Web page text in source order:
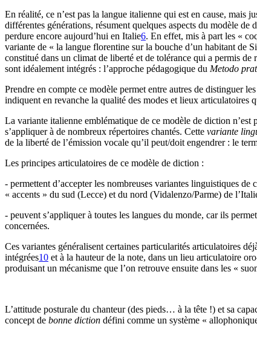
En réalité, ce n’est pas la langue italienne qui est en cause, mais
différentes générations, résument quelques aspects du modèle
perdure encore aujourd’hui en Italie6. En effet, mis à part les «
variante de « la langue florentine sur la bouche d’un habitant de
constitué dans un climat de liberté et de tolérance qui a permis
sont idéalement intégrés : l’approche pédagogique du Metodo
Prendre en compte ce modèle permet entre autres de distinguer
indiquent en revanche la qualité des modes et lieux
La variante italienne emblématique de ce modèle de diction n’est
s’appliquer à de nombreux répertoires chantés. Cette variante
de la liberté de l’émission vocale qu’il peut/doit engendrer : le
Les principes articulatoires de ce modèle de diction :
- permettent d’accepter les nombreuses variantes linguistiques
« accents » du sud (Lecce) et du nord (Vidalenzo/Parme) de
- peuvent s’appliquer à toutes les langues du monde, car ils
concernées.
Ces variantes généralisent certaines particularités articulatoires
intégrées10 et à la hauteur de la note, dans un lieu articulatoire
produisant un mécanisme que l’on retrouve ensuite dans les «
L’attitude posturale du chanteur (des pieds… à la tête !) et sa
concept de bonne diction défini comme un système «